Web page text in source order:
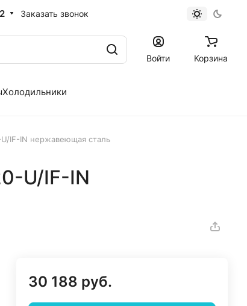
Заказать звонок
Войти Корзина
Холодильники
U/IF-IN нержавеющая сталь
U/IF-IN
30 188 руб.